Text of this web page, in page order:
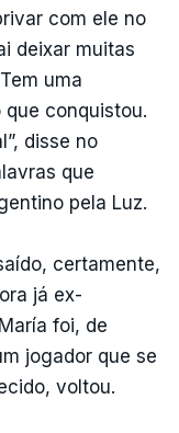
com ele no
deixar muitas
uma
conquistou.
disse no
que
pela Luz.
certamente,
já ex-
foi, de
jogador que se
voltou.